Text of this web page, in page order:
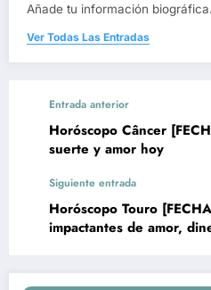
Añade tu información biográfica.
Ver Todas Las Entradas
Entrada anterior
Horóscopo Câncer
suerte y amor hoy
Siguiente entrada
Horóscopo Touro
impactantes de amor,